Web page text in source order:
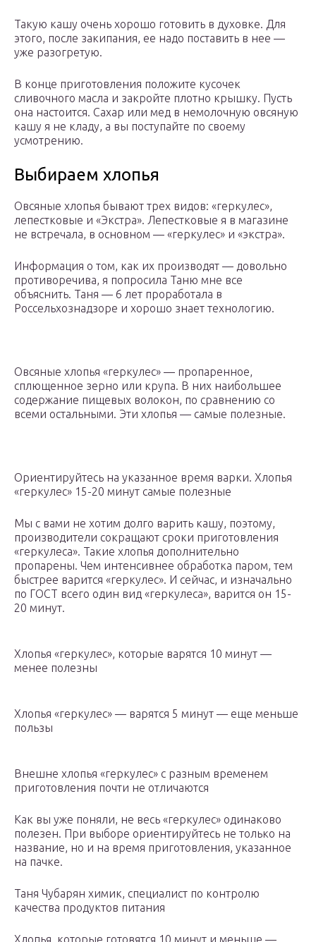
Такую кашу очень хорошо готовить в духовке. Для
этого, после закипания, ее надо поставить в нее —
уже разогретую.
В конце приготовления положите кусочек
сливочного масла и закройте плотно крышку. Пусть
она настоится. Сахар или мед в немолочную овсяную
кашу я не кладу, а вы поступайте по своему
усмотрению.
Выбираем хлопья
Овсяные хлопья бывают трех видов: «геркулес»,
лепестковые и «Экстра». Лепестковые я в магазине
не встречала, в основном — «геркулес» и «экстра».
Информация о том, как их производят — довольно
противоречива, я попросила Таню мне все
объяснить. Таня — 6 лет проработала в
Россельхознадзоре и хорошо знает технологию.
Овсяные хлопья «геркулес» — пропаренное,
сплющенное зерно или крупа. В них наибольшее
содержание пищевых волокон, по сравнению со
всеми остальными. Эти хлопья — самые полезные.
Ориентируйтесь на указанное время варки. Хлопья
«геркулес» 15-20 минут самые полезные
Мы с вами не хотим долго варить кашу, поэтому,
производители сокращают сроки приготовления
«геркулеса». Такие хлопья дополнительно
пропарены. Чем интенсивнее обработка паром, тем
быстрее варится «геркулес». И сейчас, и изначально
по ГОСТ всего один вид «геркулеса», варится он 15-
20 минут.
Хлопья «геркулес», которые варятся 10 минут —
менее полезны
Хлопья «геркулес» — варятся 5 минут — еще меньше
пользы
Внешне хлопья «геркулес» с разным временем
приготовления почти не отличаются
Как вы уже поняли, не весь «геркулес» одинаково
полезен. При выборе ориентируйтесь не только на
название, но и на время приготовления, указанное
на пачке.
Таня Чубарян химик, специалист по контролю
качества продуктов питания
Хлопья, которые готовятся 10 минут и меньше —